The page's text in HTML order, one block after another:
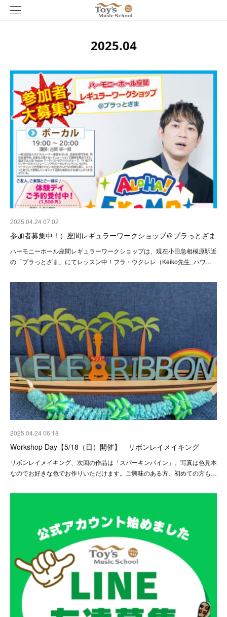
2025.04
2025.04.24 07:02
参加者募集中！）座間レギュラーワークショップ＠プラっとざま
ハーモニーホール座間レギュラーワークショップは、現在小田急相模原駅近
の「プラっとざま」にてレッスン中！フラ・ウクレレ（Keiko先生_ハワ…
2025.04.24 06:18
Workshop Day【5/18（日）開催】 リボンレイメイキング
リボンレイメイキング、次回の作品は「スパーキンパイン」。写真は色見本
なのでお好きな色でお作りいただけます。ご興味のある方、初めての方も…